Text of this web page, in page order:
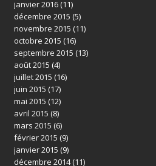
janvier 2016(11)
décembre 2015 (5)
novembre 2015 (11)
octobre 2015 (16)
septembre 2015 (13)
août 2015 (4)
juillet 2015 (16)
juin 2015 (17)
mai 2015 (12)
avril 2015 (8)
mars 2015 (6)
février 2015 (9)
janvier 2015 (9)
décembre 2014(11)